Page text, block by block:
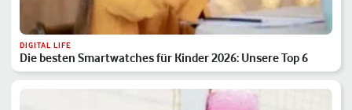
DIGITAL LIFE
Die besten Smartwatches für Kinder 2026: Unsere Top 6